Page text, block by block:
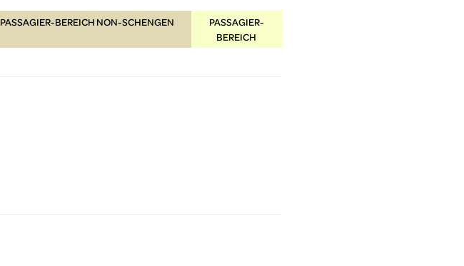
PASSAGIER-BEREICH NON-SCHENGEN
PASSAGIER-
BEREICH